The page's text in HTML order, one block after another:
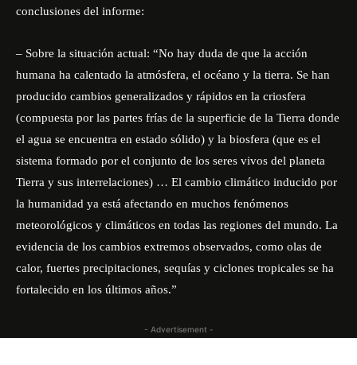
conclusiones del informe:
– Sobre la situación actual: “No hay duda de que la acción
humana ha calentado la atmósfera, el océano y la tierra. Se han
producido cambios generalizados y rápidos en la criosfera
(compuesta por las partes frías de la superficie de la Tierra donde
el agua se encuentra en estado sólido) y la biosfera (que es el
sistema formado por el conjunto de los seres vivos del planeta
Tierra y sus interrelaciones) … El cambio climático inducido por
la humanidad ya está afectando en muchos fenómenos
meteorológicos y climáticos en todas las regiones del mundo. La
evidencia de los cambios extremos observados, como olas de
calor, fuertes precipitaciones, sequías y ciclones tropicales se ha
fortalecido en los últimos años.”
- Advertisement -